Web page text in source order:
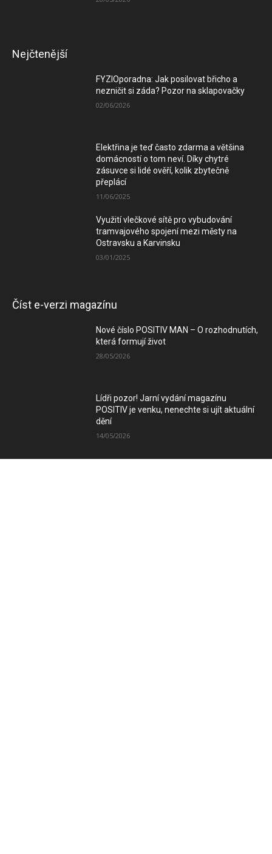
Nejčtenější
FYZIOporadna: Jak posilovat břicho a
nezničit si záda? Pozor na sklapovačky
02/06/2026
Elektřina je teď často zdarma a většina
domácností o tom neví. Díky chytré
zásuvce si lidé ověří, kolik zbytečně
přeplácí
11/06/2025
Využití vlečkové sítě pro vybudování
tramvajového spojení mezi městy na
Ostravsku a Karvinsku
03/01/2025
Číst e-verzi magazínu
Nové číslo POSITIV MAN – O rozhodnutích,
která formují život
28/05/2026
Lídři pozor! Jarní vydání magazínu
POSITIV je venku, nenechte si ujít aktuální
dění
14/05/2026